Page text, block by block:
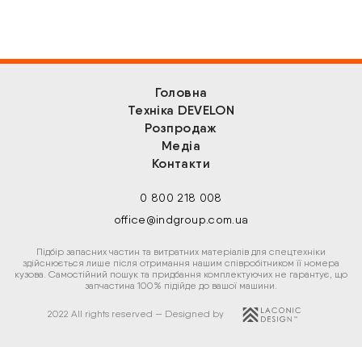
Головна
Техніка DEVELON
Розпродаж
Медіа
Контакти
0 800 218 008
office@indgroup.com.ua
Підбір запасних частин та витратних матеріалів для спецтехніки
здійснюється лише після отримання нашим співробітником її номера
кузова. Самостійний пошук та придбання комплектуючих не гарантує, що
запчастина 100% підійде до вашої машини.
2022 All rights reserved — Designed by